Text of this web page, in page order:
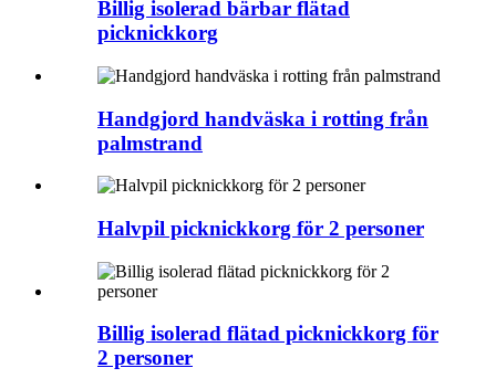
Billig isolerad bärbar flätad
picknickkorg
Handgjord handväska i rotting från
palmstrand
Halvpil picknickkorg för 2 personer
Billig isolerad flätad picknickkorg för
2 personer